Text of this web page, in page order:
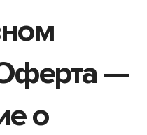
—
о